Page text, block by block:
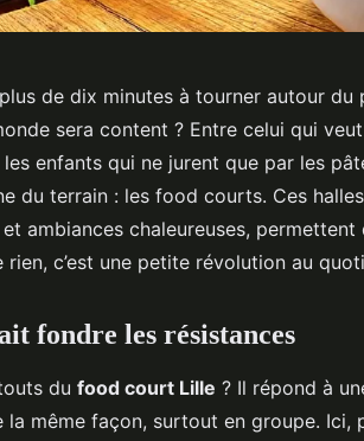
de dix minutes à tourner autour du
sera content ? Entre celui qui
enfants qui ne jurent que par les
du terrain : les food courts. Ces
ambiances chaleureuses,
rien, c’est une petite révolution au
fondre les résistances
du food court Lille ? Il répond à
la même façon, surtout en groupe. Ici,